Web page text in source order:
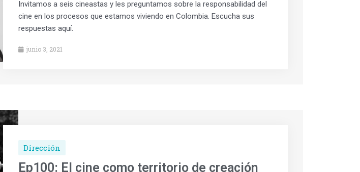
Invitamos a seis cineastas y les preguntamos sobre la responsabilidad del
cine en los procesos que estamos viviendo en Colombia. Escucha sus
respuestas aquí.
junio 3, 2021
Dirección
Ep100: El cine como territorio de creación